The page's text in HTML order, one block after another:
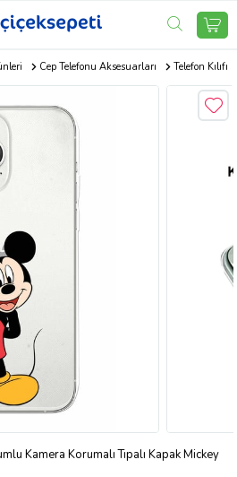
Cep Telefonu Aksesuarları Telefon Kılıfı
Kamera Korumalı Tıpalı Kapak Mickey